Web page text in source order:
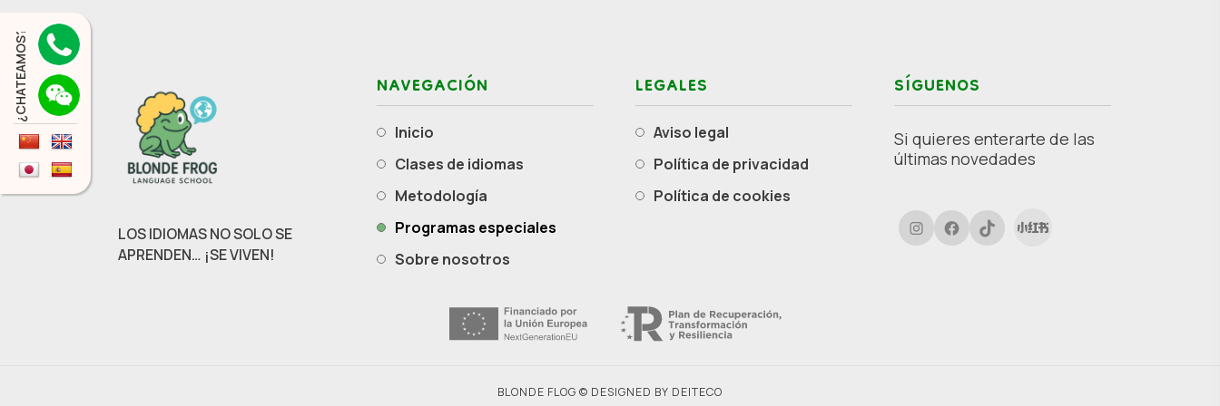
¿CHATEAMOS?
LOS IDIOMAS NO SOLO SE
APRENDEN… ¡SE VIVEN!
NAVEGACIÓN
Inicio
Clases de idiomas
Metodología
Programas especiales
Sobre nosotros
LEGALES
Aviso legal
Política de privacidad
Política de cookies
SÍGUENOS
Si quieres enterarte de las
últimas novedades
BLONDE FLOG © DESIGNED BY DEITECO